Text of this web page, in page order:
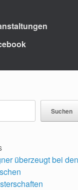
Suchen
überzeugt bei den